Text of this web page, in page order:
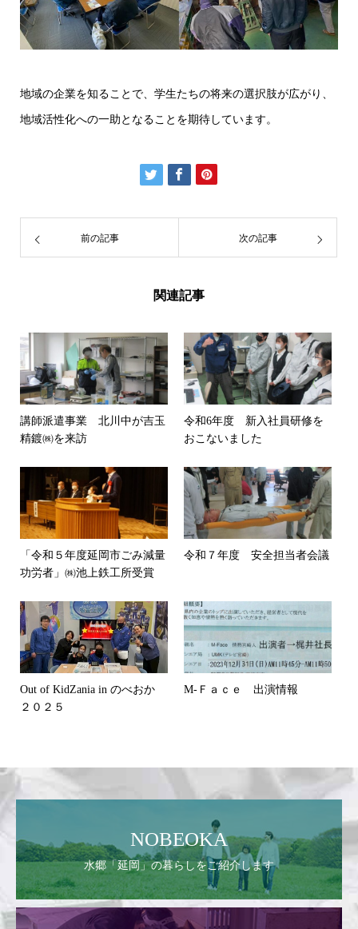
地域の企業を知ることで、学生たちの将来の選択肢が広がり、
地域活性化への一助となることを期待しています。
前の記事 次の記事
関連記事
講師派遣事業 北川中が吉玉
精鍍㈱を来訪
令和6年度 新入社員研修を
おこないました
「令和５年度延岡市ごみ減量
功労者」㈱池上鉄工所受賞
令和７年度 安全担当者会議
Out of KidZania in のべおか
２０２５
M-Ｆａｃｅ 出演情報
NOBEOKA
水郷「延岡」の暮らしをご紹介します